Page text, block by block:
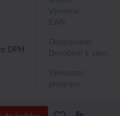
DPH
Věrnostní
program:
Dostupnost:
Doručení k vám:
Výrobce:
EAN: